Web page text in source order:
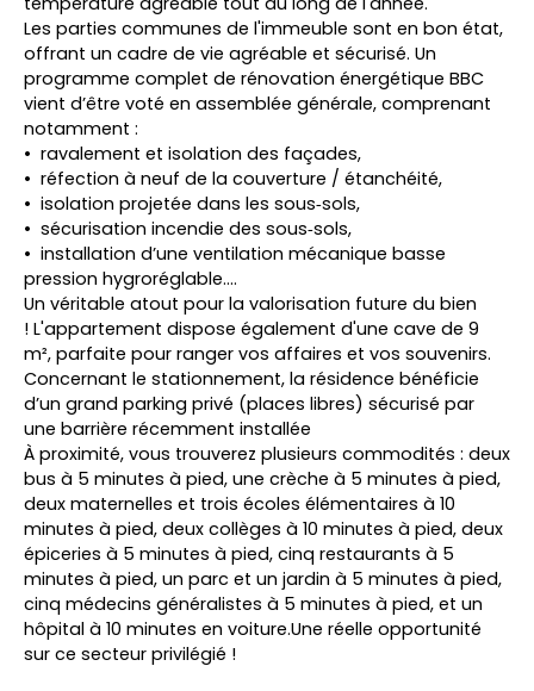
Les parties communes de l'immeuble sont en bon état,
offrant un cadre de vie agréable et sécurisé. Un
programme complet de rénovation énergétique BBC
vient d’être voté en assemblée générale, comprenant
notamment :
ravalement et isolation des façades,
réfection à neuf de la couverture / étanchéité,
isolation projetée dans les sous‑sols,
sécurisation incendie des sous‑sols,
installation d’une ventilation mécanique basse
pression hygroréglable....
Un véritable atout pour la valorisation future du bien
! L'appartement dispose également d'une cave de 9
m², parfaite pour ranger vos affaires et vos souvenirs.
Concernant le stationnement, la résidence bénéficie
d’un grand parking privé (places libres) sécurisé par
une barrière récemment installée
À proximité, vous trouverez plusieurs commodités : deux
bus à 5 minutes à pied, une crèche à 5 minutes à pied,
deux maternelles et trois écoles élémentaires à 10
minutes à pied, deux collèges à 10 minutes à pied, deux
épiceries à 5 minutes à pied, cinq restaurants à 5
minutes à pied, un parc et un jardin à 5 minutes à pied,
cinq médecins généralistes à 5 minutes à pied, et un
hôpital à 10 minutes en voiture.Une réelle opportunité
sur ce secteur privilégié !